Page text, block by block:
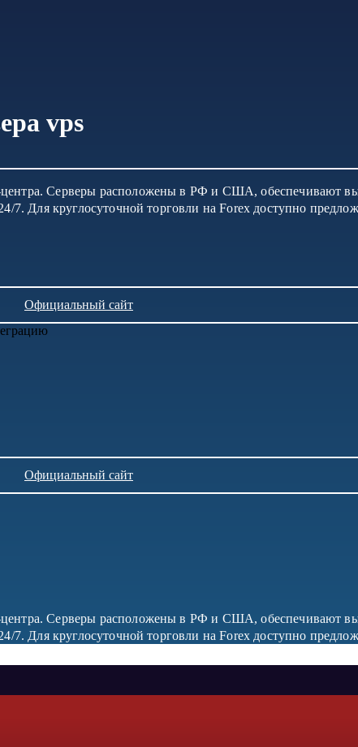
vps
центра. Серверы расположены в РФ и США, обеспечивают
7. Для круглосуточной торговли на Forex доступно
Официальный сайт
Официальный сайт
центра. Серверы расположены в РФ и США, обеспечивают
7. Для круглосуточной торговли на Forex доступно